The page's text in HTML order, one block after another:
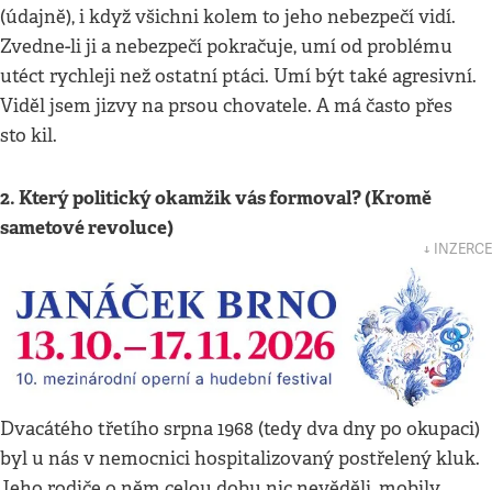
(údajně), i když všichni kolem to jeho nebezpečí vidí.
Zvedne-li ji a nebezpečí pokračuje, umí od problému
utéct rychleji než ostatní ptáci. Umí být také agresivní.
Viděl jsem jizvy na prsou chovatele. A má často přes
sto kil.
2. Který politický okamžik vás formoval? (Kromě
sametové revoluce)
↓ INZERCE
Dvacátého třetího srpna 1968 (tedy dva dny po okupaci)
byl u nás v nemocnici hospitalizovaný postřelený kluk.